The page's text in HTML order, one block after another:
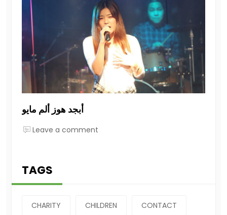
أبجد هوز ألم مايو
Leave a comment
TAGS
CHARITY CHILDREN CONTACT